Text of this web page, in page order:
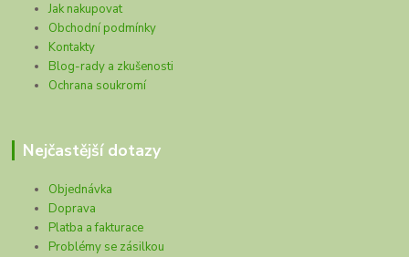
Jak nakupovat
Obchodní podmínky
Kontakty
Blog-rady a zkušenosti
Ochrana soukromí
Nejčastější dotazy
Objednávka
Doprava
Platba a fakturace
Problémy se zásilkou